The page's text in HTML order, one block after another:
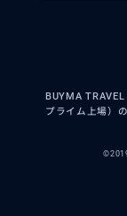
BUYMA
プライム上場）